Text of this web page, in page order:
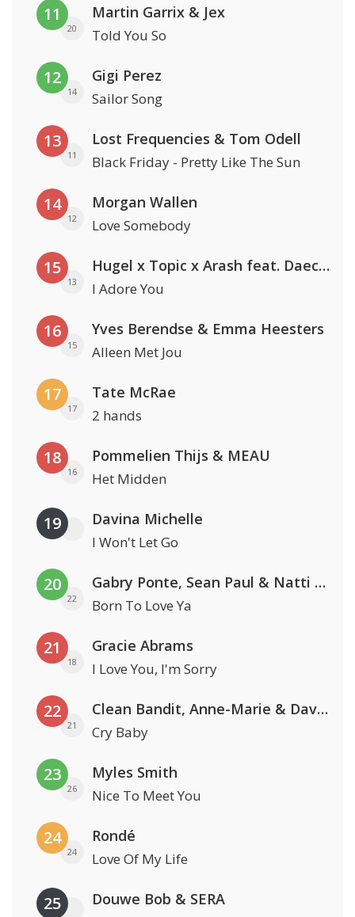
11
20
Martin Garrix & Jex
Told You So
12
14
Gigi Perez
Sailor Song
13
11
Lost Frequencies & Tom Odell
Black Friday - Pretty Like The Sun
14
12
Morgan Wallen
Love Somebody
15
13
Hugel x Topic x Arash feat. Daecolm
I Adore You
16
15
Yves Berendse & Emma Heesters
Alleen Met Jou
17
17
Tate McRae
2 hands
18
16
Pommelien Thijs & MEAU
Het Midden
19 Davina Michelle
I Won't Let Go
20
22
Gabry Ponte, Sean Paul & Natti Natasha
Born To Love Ya
21
18
Gracie Abrams
I Love You, I'm Sorry
22
21
Clean Bandit, Anne-Marie & David Guetta
Cry Baby
23
26
Myles Smith
Nice To Meet You
24
24
Rondé
Love Of My Life
25 Douwe Bob & SERA